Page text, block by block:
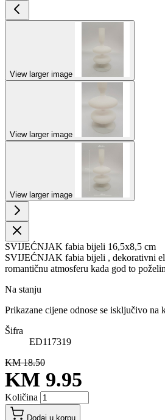
View larger image
View larger image
View larger image
SVIJEĆNJAK fabia bijeli 16,5x8,5 cm
SVIJEĆNJAK fabia bijeli , dekorativni
romantičnu atmosferu kada god to
Na stanju
Prikazane cijene odnose se isključivo na
Šifra
ED117319
KM 18.50
KM 9.95
Količina
Dodaj u korpu